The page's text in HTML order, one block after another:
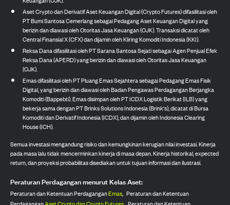
Aset Crypto dan Derivatif Aset Keuangan Digital (Crypto Futures) difasilitasi oleh
PT Bumi Santosa Cemerlang sebagai Pedagang Aset Keuangan Digital yang
berizin dan diawasi oleh Otoritas Jasa Keuangan (OJK). Transaksi dicatat oleh
Central Finansial X (CFX) dan dijamin oleh Kliring Komoditi Indonesia (KKI).
Reksa Dana difasilitasi oleh PT Sarana Santosa Sejati sebagai Agen Penjual Efek
Reksa Dana (APERD) yang berizin dan diawasi oleh Otoritas Jasa Keuangan
(OJK).
Emas difasilitasi oleh PT Pluang Emas Sejahtera sebagai Pedagang Emas Fisik
Digital, yang berizin dan diawasi oleh Badan Pengawas Perdagangan Berjangka
Komoditi (Bappebti). Emas disimpan oleh PT ICDX Logistik Berikat (ILB) yang
bekerja sama dengan PT Brinks Solutions Indonesia (Brink's), dicatat di Bursa
Komoditi dan Derivatif Indonesia (ICDX), dan dijamin oleh Indonesia Clearing
House (ICH).
Semua investasi mengandung risiko dan kemungkinan kerugian nilai investasi. Kinerja
pada masa lalu tidak mencerminkan kinerja di masa depan. Kinerja historikal, expected
return, dan proyeksi probabilitas disediakan untuk tujuan informasi dan ilustrasi.
Peraturan Perdagangan menurut Kelas Aset:
Peraturan dan Ketentuan PerdaganganEmas, Peraturan dan Ketentuan